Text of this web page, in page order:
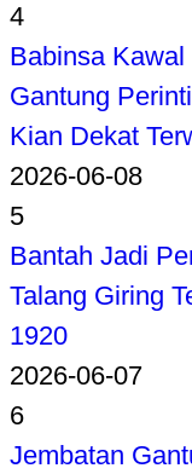
4
Babinsa
Gantung
Kian Dekat
2026-06-08
5
Bantah Jadi
Talang Giring
1920
2026-06-07
6
Jembatan